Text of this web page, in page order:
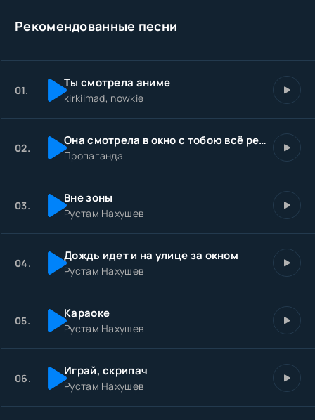
Ты узнаешь слово боль
Рекомендованные песни
01. Ты смотрела аниме
kirkiimad, nowkie
02. Она смотрела в окно с тобою всё решено
Пропаганда
03. Вне зоны
Рустам Нахушев
04. Дождь идет и на улице за окном
Рустам Нахушев
05. Караоке
Рустам Нахушев
06. Играй, скрипач
Рустам Нахушев